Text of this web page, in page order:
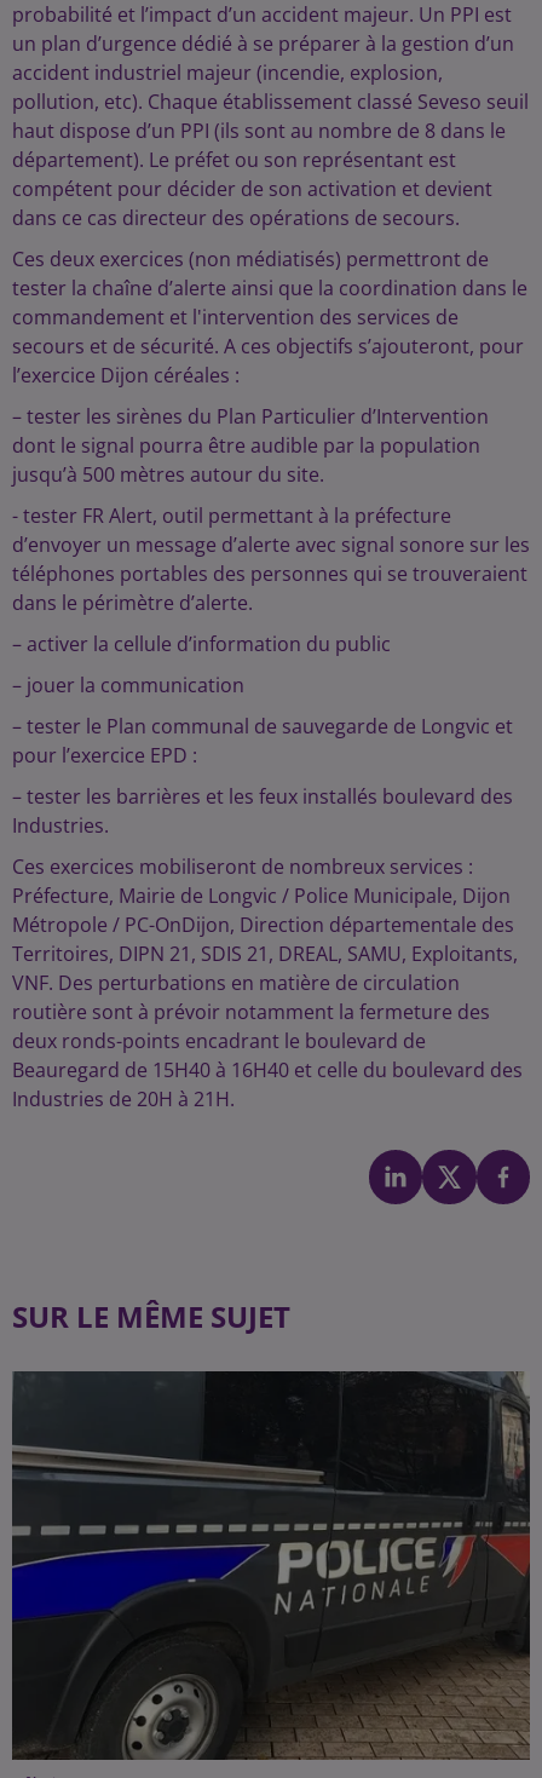
probabilité et l’impact d’un accident majeur. Un PPI est
un plan d’urgence dédié à se préparer à la gestion d’un
accident industriel majeur (incendie, explosion,
pollution, etc). Chaque établissement classé Seveso seuil
haut dispose d’un PPI (ils sont au nombre de 8 dans le
département). Le préfet ou son représentant est
compétent pour décider de son activation et devient
dans ce cas directeur des opérations de secours.
Ces deux exercices (non médiatisés) permettront de
tester la chaîne d’alerte ainsi que la coordination dans le
commandement et l'intervention des services de
secours et de sécurité. A ces objectifs s’ajouteront, pour
l’exercice Dijon céréales :
– tester les sirènes du Plan Particulier d’Intervention
dont le signal pourra être audible par la population
jusqu’à 500 mètres autour du site.
- tester FR Alert, outil permettant à la préfecture
d’envoyer un message d’alerte avec signal sonore sur les
téléphones portables des personnes qui se trouveraient
dans le périmètre d’alerte.
– activer la cellule d’information du public
– jouer la communication
– tester le Plan communal de sauvegarde de Longvic et
pour l’exercice EPD :
– tester les barrières et les feux installés boulevard des
Industries.
Ces exercices mobiliseront de nombreux services :
Préfecture, Mairie de Longvic / Police Municipale, Dijon
Métropole / PC-OnDijon, Direction départementale des
Territoires, DIPN 21, SDIS 21, DREAL, SAMU, Exploitants,
VNF. Des perturbations en matière de circulation
routière sont à prévoir notamment la fermeture des
deux ronds-points encadrant le boulevard de
Beauregard de 15H40 à 16H40 et celle du boulevard des
Industries de 20H à 21H.
SUR LE MÊME SUJET